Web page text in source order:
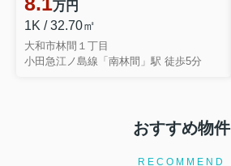
万円
1K / 32.70㎡
大和市林間１丁目
小田急江ノ島線「南林間」駅 徒歩5分
おすすめ物件
RECOMMEND